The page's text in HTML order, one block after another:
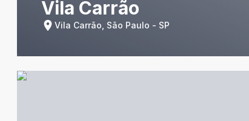
Vila Carrão
Vila Carrão, São Paulo - SP